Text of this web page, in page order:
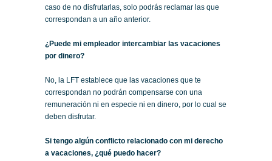
caso de no disfrutarlas, solo podrás reclamar las que
correspondan a un año anterior.
¿Puede mi empleador intercambiar las vacaciones
por dinero?
No, la LFT establece que las vacaciones que te
correspondan no podrán compensarse con una
remuneración ni en especie ni en dinero, por lo cual se
deben disfrutar.
Si tengo algún conflicto relacionado con mi derecho
a vacaciones, ¿qué puedo hacer?